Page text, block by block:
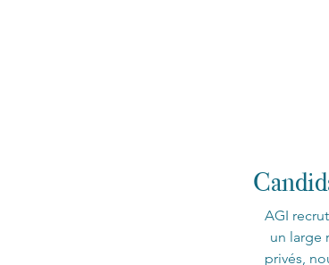
AGI
un large
privés,